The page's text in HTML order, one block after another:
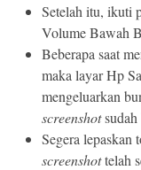
Setelah itu, ikuti
Volume Bawah
Beberapa saat
maka layar Hp
mengeluarkan
screenshotsudah
Segera lepaskan
screenshottelah